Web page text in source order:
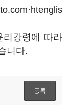
리강령에 따라
니다.